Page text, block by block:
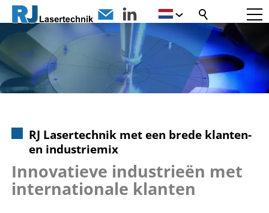
RJ Lasertechnik met een brede klanten-
en industriemix
Innovatieve industrieën met
internationale klanten